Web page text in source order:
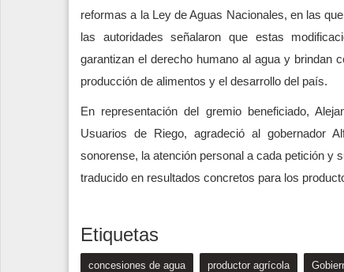
reformas a la Ley de Aguas Nacionales, en las
las autoridades señalaron que estas
garantizan el derecho humano al agua y brindan
producción de alimentos y el desarrollo del país.
En representación del gremio beneficiado,
Usuarios de Riego, agradeció al gobernador
sonorense, la atención personal a cada petición y
traducido en resultados concretos para los
Etiquetas
concesiones de agua productor agrícola